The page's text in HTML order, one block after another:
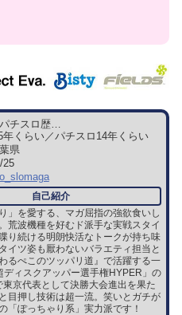
チスロ歴…
年くらい／パチスロ14年くらい
県
25
」を愛する、マガ屈指の強欲食いし
荒波機種を好むド派手な実戦スタイ
り続ける明朗快活なトークが持ち味
イツ姿も厭わないバラエティ担当と
るぺこのツッパリ道』で活躍する一
ディスクアッパー選手権HYPER」の
京代表として決勝大会進出を果た
目押し技術は超一流。笑いとガチが
「ぽっちゃり系」実力派です！